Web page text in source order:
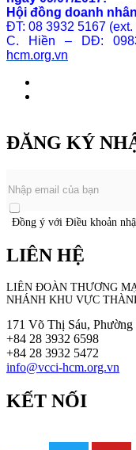
Hội đồng doanh
ĐT: 08 3932 5167
C. Hiền – DĐ:
hcm.org.vn
ĐĂNG KÝ
Đồng ý với Điều khoản
LIÊN HỆ
LIÊN ĐOÀN THƯƠNG
NHÁNH KHU VỰC
171 Võ Thị Sáu,
+84 28 3932 6598
+84 28 3932 5472
info@vcci-hcm.org.vn
KẾT NỐI